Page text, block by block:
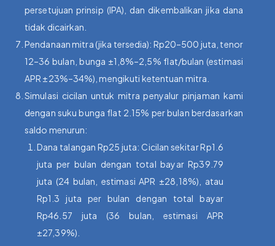
persetujuan prinsip (IPA), dan dikembalikan jika dana
tidak dicairkan.
Pendanaan mitra (jika tersedia): Rp20–500 juta, tenor
12–36 bulan, bunga ±1,8%–2,5% flat/bulan (estimasi
APR ±23%–34%), mengikuti ketentuan mitra.
Simulasi cicilan untuk mitra penyalur pinjaman kami
dengan suku bunga flat 2.15% per bulan berdasarkan
saldo menurun:
Dana talangan Rp25 juta: Cicilan sekitar Rp1.6
juta per bulan dengan total bayar Rp39.79
juta (24 bulan, estimasi APR ±28,18%), atau
Rp1.3 juta per bulan dengan total bayar
Rp46.57 juta (36 bulan, estimasi APR
±27,39%).